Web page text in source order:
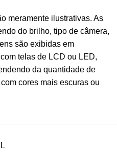
meramente ilustrativas. As
do brilho, tipo de câmera,
são exibidas em
telas de LCD ou LED,
da quantidade de
cores mais escuras ou